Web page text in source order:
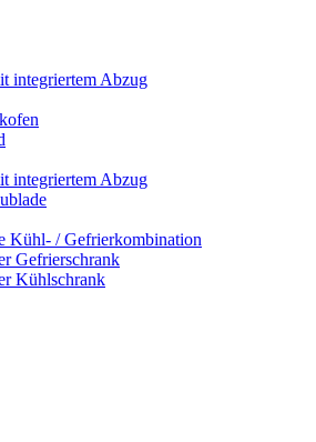
integriertem Abzug
integriertem Abzug
Kühl- / Gefrierkombination
Gefrierschrank
Kühlschrank